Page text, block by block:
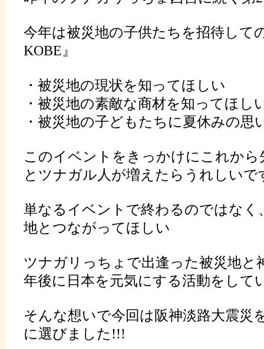
今年は被災地の子供たちを招待して
KOBE』
・被災地の現状を知ってほしい
・被災地の素敵な商材を知ってほし
・被災地の子どもたちに夏休みの思
このイベントをきっかけにこれから
とツナガル人が増えたらうれしいで
単なるイベントで終わるのではなく
地とつながってほしい
ツナガリっちょで出逢った被災地と
年後に日本を元気にする活動をして
そんな想いで今回は阪神淡路大震災
に選びました!!!